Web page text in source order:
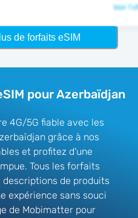
Voir
de forfaits eSIM
pour Azerbaïdjan
4G/5G fiable avec les
grâce à nos
et profitez d'une
Tous les forfaits
de produits
expérience sans souci
de Mobimatter pour